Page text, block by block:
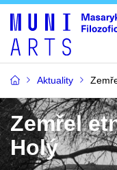
Aktuality
Zemřel
Holý